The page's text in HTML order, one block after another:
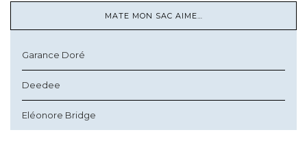
MATE MON SAC AIME…
Garance Doré
Deedee
Eléonore Bridge